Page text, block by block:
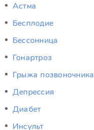
Астма
Бесплодие
Бессонница
Гонартроз
Грыжа позвоночника
Депрессия
Диабет
Инсульт